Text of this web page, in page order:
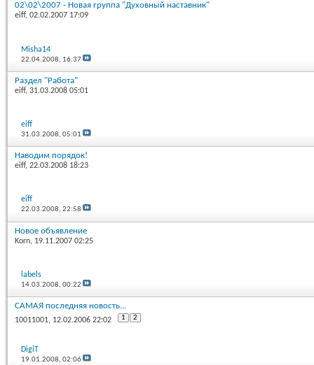
02\02\2007 - Новая группа "Духовный наставник"
eiff, 02.02.2007 17:09
Misha14
22.04.2008, 16:37
Раздел "Работа"
eiff, 31.03.2008 05:01
eiff
31.03.2008,05:01
Наводим порядок!
eiff, 22.03.2008 18:23
eiff
22.03.2008,22:58
Новое объявление
Korn, 19.11.2007 02:25
labels
14.03.2008,00:22
САМАЯ последняя новость...
10011001, 12.02.2006 22:02 1 2
DigiT
19.01.2008,02:06